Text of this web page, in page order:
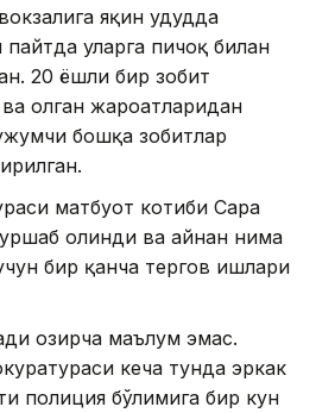
яқин ҳудудда
пайтда уларга пичоқ билан
20 ёшли бир зобит
олган жароҳатларидан
бошқа зобитлар
матбуот котиби Сара
олинди ва айнан нима
бир қанча тергов ишлари
ҳозирча маълум эмас.
кеча тунда эркак
полиция бўлимига бир кун